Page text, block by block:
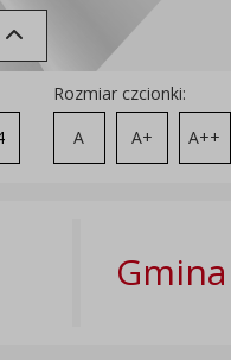
Rozmiar czcionki:
A
A+ A++